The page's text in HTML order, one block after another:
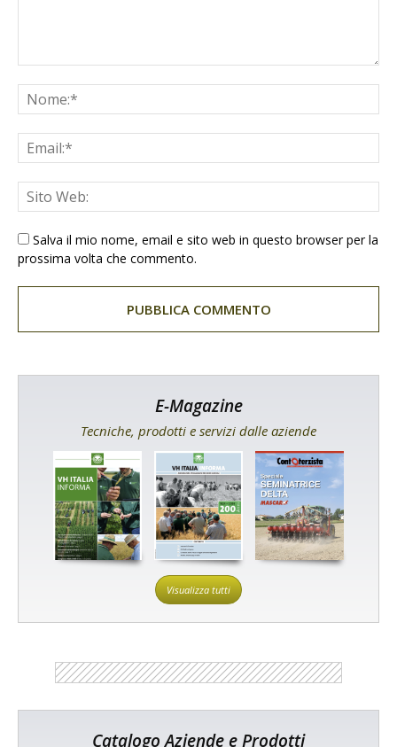
Salva il mio nome, email e sito web in questo browser per la
prossima volta che commento.
E-Magazine
Tecniche, prodotti e servizi dalle aziende
Visualizza tutti
Catalogo Aziende e Prodotti